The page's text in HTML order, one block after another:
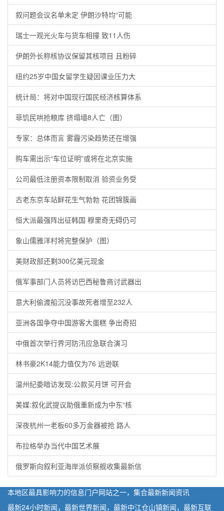
叙问题会议名单未定 伊朗沙特均“可能
瑞士一观光火车与货车相撞 致11人伤
伊朗外长称核协议保留其核项目 且粉碎
纽约25岁中国女留学生疑因课业压力大
统计局：将对中国现行国民经济核算体系
菲饥民哄抢粮库 挤塌墙8人亡（图）
专家：总体而言 雾霾污染趋势还在增强
购车需出示“车位证明”或将在北京实施
公司最低注册资本限制取消 验资业务受
古老东京车站鲜花生气勃勃 花团锦簇画
恒大派最强阵出征韩国 穆里奇无碍仍可
象山儒雅洋村将完整保护（图）
美财政部还剩300亿美元现金
俄军事部门人员将访巴西秘鲁商讨武器出
意大利偷渡船沉没事故死者增至232人
亚洲各国争夺中国游客大蛋糕 争出奇招
中俄首次举行界河防汛应急联合演习
林书豪2K14能力值仅为76 远逊联
温州纪委暗访发现:公款买月饼 可开会
美媒:叙化武提议助俄重新成为中东“核
深夜杭州一老板60多万金器被抢 路人
布拉格举办当代中国艺术展
俄罗斯向叙利亚海岸派侦察舰收集最新信
本地区最具影响力的信息门户网站之一，集合最新新闻资讯
最新24小时新闻，最新世界新闻，最新中江仓山镇新闻，最新互联